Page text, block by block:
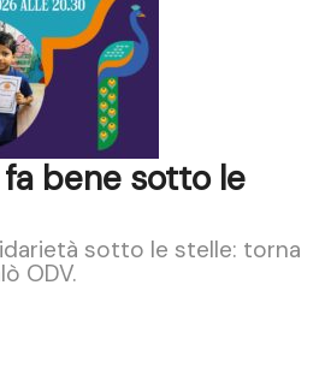
bene sotto le
sotto le stelle: torna
ODV.